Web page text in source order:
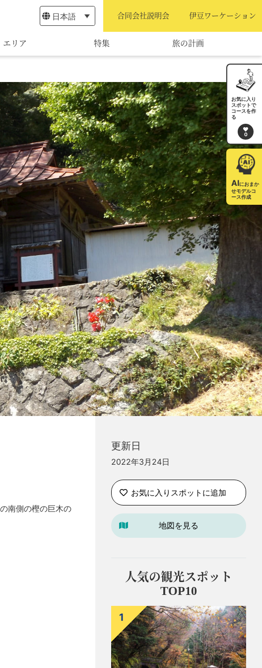
エリア 特集 旅の計画
宿泊・予約
旅程作成
AIルートプランナー
アクセス
日本語 合同会社説明会 伊豆ワーケーション
南側の樫の巨木の
更新日
2022年3月24日
お気に入りスポットに追加
地図を見る
人気の観光スポット
TOP10
1
お気に入り
スポットで
コースを作
る
0
AIにおまか
せモデルコ
ース作成